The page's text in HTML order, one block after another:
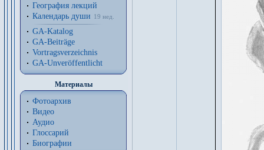
География лекций
Календарь души
19 нед.
GA-Katalog
GA-Beiträge
Vortragsverzeichnis
GA-Unveröffentlicht
Материалы
Фотоархив
Видео
Аудио
Глоссарий
Биографии